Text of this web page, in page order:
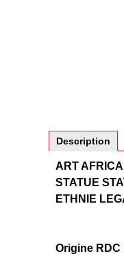
Description
ART
STATUE
ETHNIE
Origine RDC